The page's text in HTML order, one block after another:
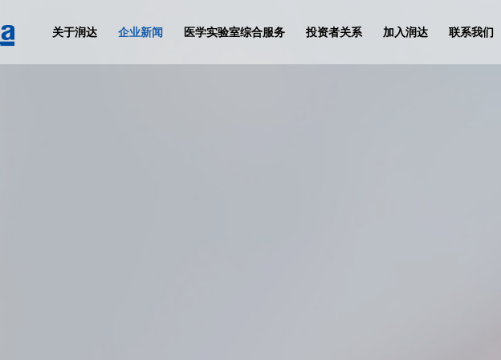
关于润达 企业新闻 医学实验室综合服务 投资者关系 加入润达 联系我们